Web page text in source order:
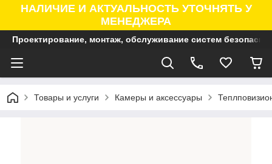
НАЛИЧИЕ И АКТУАЛЬНОСТЬ УТОЧНЯТЬ У
МЕНЕДЖЕРА
Проектирование, монтаж, обслуживание систем
Товары и услуги Камеры и аксессуары